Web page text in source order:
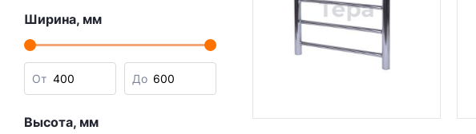
Ширина, мм
От До
Высота, мм